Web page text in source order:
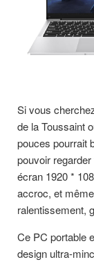
Si vous
de la Toussaint
pouces pourrait
pouvoir
écran 1920 *
accroc, et
ralentissement,
Ce PC portable
design ultra-